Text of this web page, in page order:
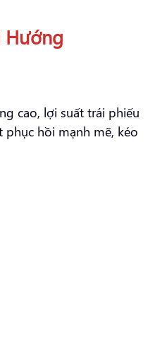
Hướng
cao, lợi suất trái phiếu
hồi mạnh mẽ, kéo